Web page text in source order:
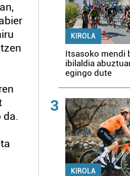
da.
KIROLA
Itsasoko mendi
ibilaldia
egingo dute
3
KIROLA